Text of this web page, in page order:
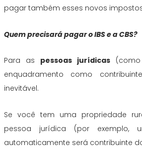
pagar também esses novos
Quem precisará pagar o IBS e a CBS?
Para as pessoas jurídicas
enquadramento como
inevitável.
Se você tem uma propriedade
pessoa jurídica (por exemplo,
automaticamente será contribuinte do